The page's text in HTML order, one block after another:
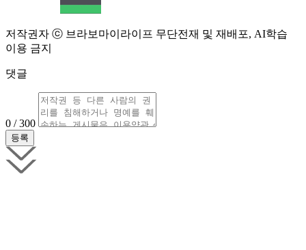
저작권자 ⓒ 브라보마이라이프 무단전재 및 재배포, AI학습
이용 금지
댓글
0 / 300